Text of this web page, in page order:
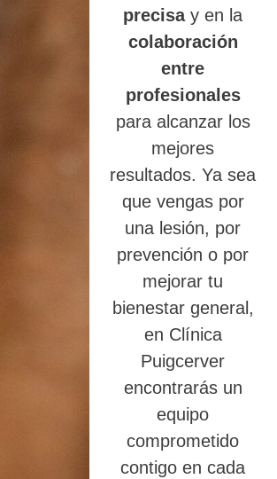
precisay en la
colaboración
entre
profesionales
para alcanzar los
mejores
resultados. Ya sea
que vengas por
una lesión, por
prevención o por
mejorar tu
bienestar general,
en Clínica
Puigcerver
encontrarás un
equipo
comprometido
contigo en cada